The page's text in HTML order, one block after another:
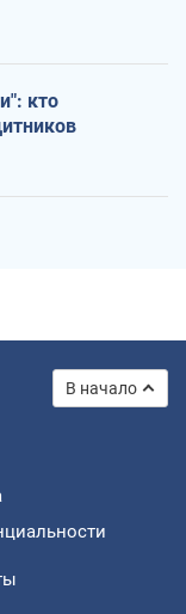
кто
В начало